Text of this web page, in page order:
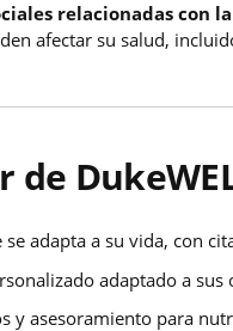
relacionadas con
afectar su salud,
de
se adapta a su vida, con
adaptado a
y asesoramiento para